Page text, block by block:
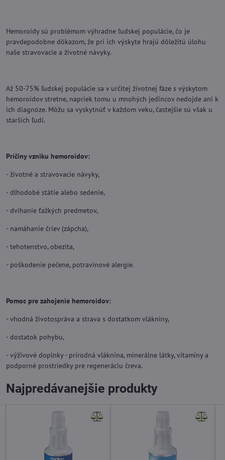
Hemoroidy sú problémom výhradne ľudskej populácie, čo je
pravdepodobne dôkazom, že pri ich výskyte hrajú dôležitú úlohu
naše stravovacie a životné návyky.
Až 50-75% ľudskej populácie sa v určitej životnej fáze s výskytom
hemoroidov stretne, napriek tomu u mnohých jedincov nedojde ani k
ich diagnóze. Môžu sa vyskytnúť v každom veku, častejšie sú však u
starších ľudí.
Príčiny vzniku hemoroidov:
- životné a stravovacie návyky,
- dlhodobé státie alebo sedenie,
- dvíhanie ťažkých predmetov,
- namáhanie čriev (zápcha),
- tehotenstvo, obezita,
- poškodenie pečene, potravinové alergie.
Pomoc pre zahojenie hemoroidov:
- vhodná životospráva a strava s dostatkom vlákniny,
- dostatok pohybu,
- výživové doplnky - prírodná vláknina, minerálne látky, vitamíny a
podporné prostriedky pre regeneráciu čreva.
Najpredávanejšie produkty